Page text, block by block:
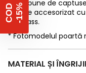
Dispune de
Este accesorizat
strass.
* Fotomodelul poartă
MATERIAL ȘI
C
O
D
-
1
5 %